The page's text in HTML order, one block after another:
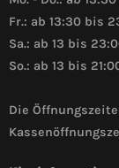
Fr.: ab 13:30 bis
Sa.: ab 13 bis
So.: ab 13 bis
Die